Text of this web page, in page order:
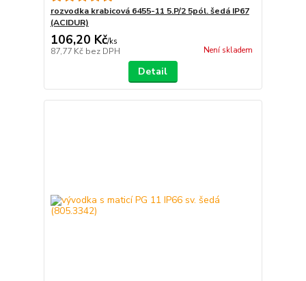
rozvodka krabicová 6455-11 5.P/2 5pól. šedá IP67
(ACIDUR)
106,20 Kč/ks
87,77 Kč bez DPH Není skladem
Detail